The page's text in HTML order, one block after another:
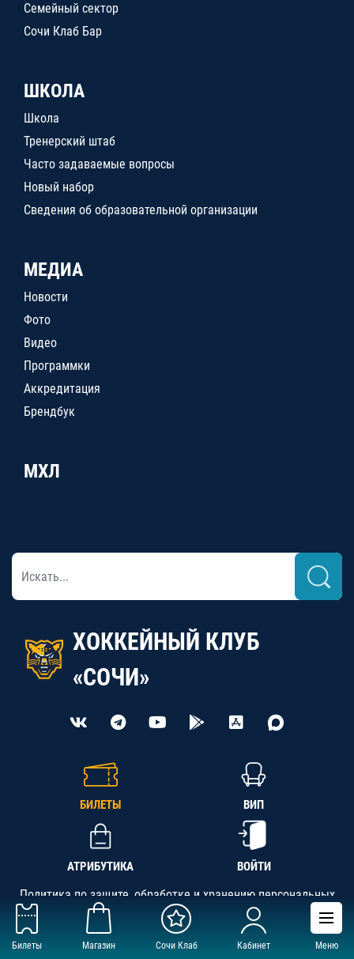
Билеты Магазин Сочи Клаб Кабинет Меню
Семейный сектор
Сочи Клаб Бар
ШКОЛА
Школа
Тренерский штаб
Часто задаваемые вопросы
Новый набор
Сведения об образовательной организации
МЕДИА
Новости
Фото
Видео
Программки
Аккредитация
Брендбук
МХЛ
ХОККЕЙНЫЙ КЛУБ
«СОЧИ»
БИЛЕТЫ ВИП
АТРИБУТИКА ВОЙТИ
Политика по защите, обработке и хранению персональных
данных
АНО «СК «Кубань-Регион», ОГРН 1142300002349,